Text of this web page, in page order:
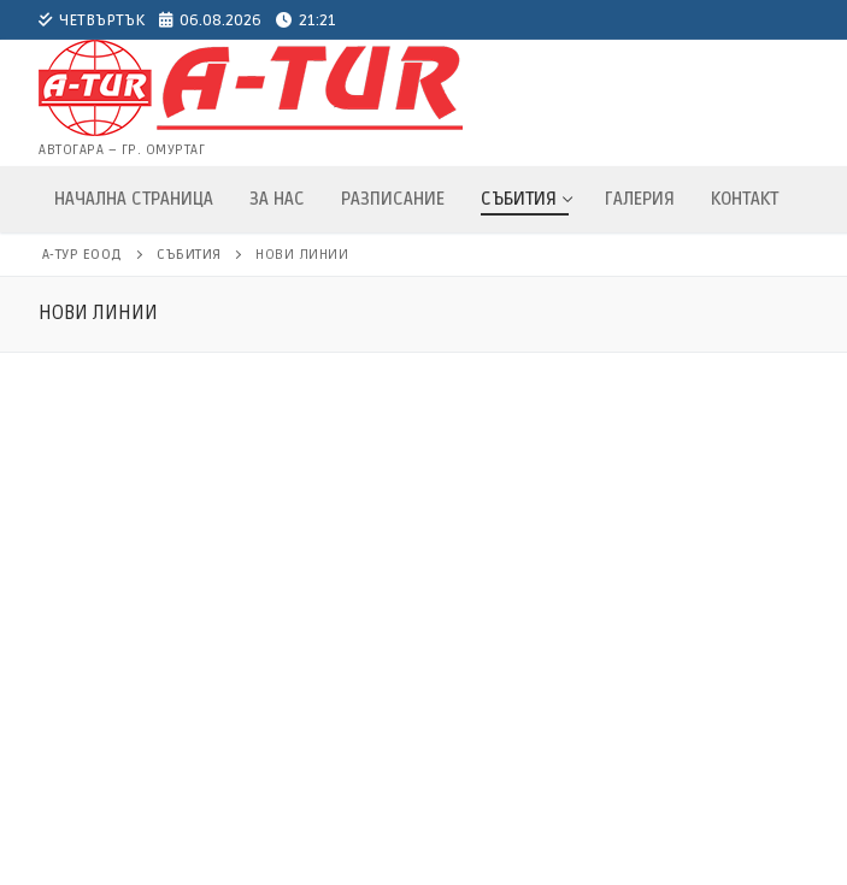
Пропуснете
съдържанието
ЧЕТВЪРТЪК 06.08.2026 21:21
АВТОГАРА – ГР. ОМУРТАГ
НАЧАЛНА СТРАНИЦА ЗА НАС РАЗПИСАНИЕ СЪБИТИЯ ГАЛЕРИЯ КОНТАКТ
А-ТУР ЕООД СЪБИТИЯ НОВИ ЛИНИИ
НОВИ ЛИНИИ